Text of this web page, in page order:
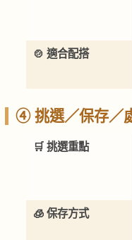
🍲 適合配搭
④ 挑選／保存／
🛒 挑選重點
🧊 保存方式